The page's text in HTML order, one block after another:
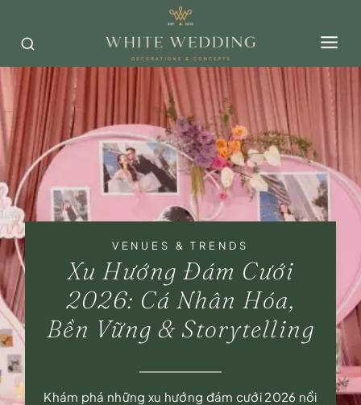
content
VENUES & TRENDS
Xu Hướng Đám Cưới
2026: Cá Nhân Hóa,
Bền Vững & Storytelling
Khám phá những xu hướng đám cưới 2026 nổi